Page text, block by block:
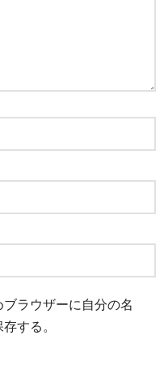
ラウザーに自分の名
する。